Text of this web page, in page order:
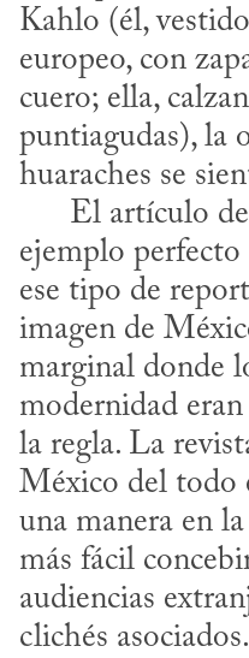
Kahlo (él,
europeo, con
cuero; ella,
puntiagudas), la
huaraches se
      El artículo de
ejemplo
ese tipo de
imagen de
marginal donde
modernidad
la regla. La
México del todo
una manera en
más fácil
audiencias
clichés